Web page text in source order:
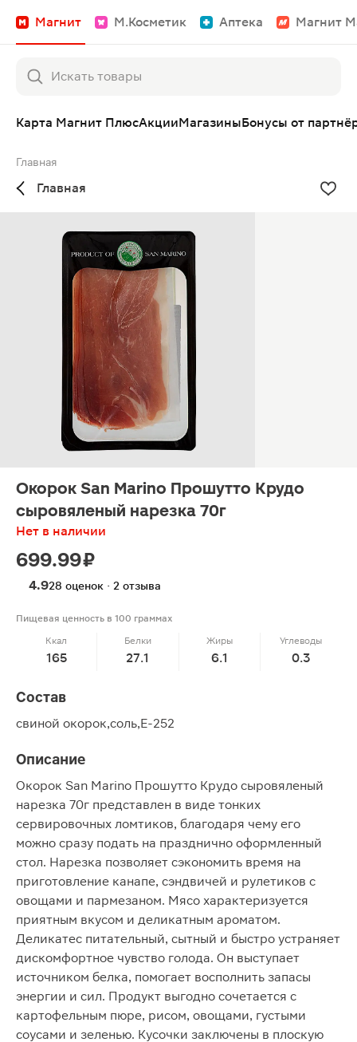
Магнит М.Косметик Аптека Магнит
Карта Магнит ПлюсАкцииМагазиныБонусы от
Главная
Главная
Окорок San Marino Прошутто Крудо
сыровяленый нарезка 70г
Нет в наличии
699.99 ₽
4.928 оценок · 2 отзыва
Пищевая ценность в 100 граммах
Ккал
165
Белки
27.1
Жиры
6.1
Углеводы
0.3
Состав
свиной окорок,соль,Е-252
Описание
Окорок San Marino Прошутто Крудо сыровяленый
нарезка 70г представлен в виде тонких
сервировочных ломтиков, благодаря чему его
можно сразу подать на празднично оформленный
стол. Нарезка позволяет сэкономить время на
приготовление канапе, сэндвичей и рулетиков с
овощами и пармезаном. Мясо характеризуется
приятным вкусом и деликатным ароматом.
Деликатес питательный, сытный и быстро устраняет
дискомфортное чувство голода. Он выступает
источником белка, помогает восполнить запасы
энергии и сил. Продукт выгодно сочетается с
картофельным пюре, рисом, овощами, густыми
соусами и зеленью. Кусочки заключены в плоскую